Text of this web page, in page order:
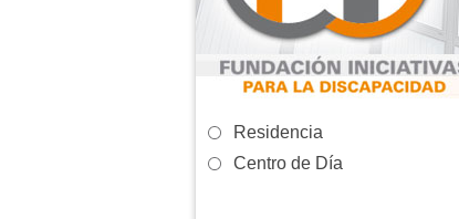
Residencia
Centro de Día